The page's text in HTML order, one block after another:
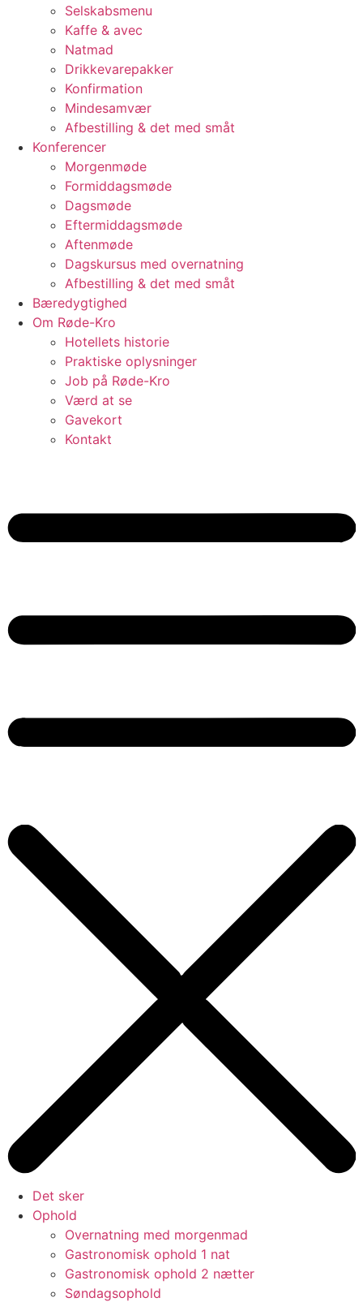
Selskabsmenu
Kaffe & avec
Natmad
Drikkevarepakker
Konfirmation
Mindesamvær
Afbestilling & det med småt
Konferencer
Morgenmøde
Formiddagsmøde
Dagsmøde
Eftermiddagsmøde
Aftenmøde
Dagskursus med overnatning
Afbestilling & det med småt
Bæredygtighed
Om Røde-Kro
Hotellets historie
Praktiske oplysninger
Job på Røde-Kro
Værd at se
Gavekort
Kontakt
Det sker
Ophold
Overnatning med morgenmad
Gastronomisk ophold 1 nat
Gastronomisk ophold 2 nætter
Søndagsophold